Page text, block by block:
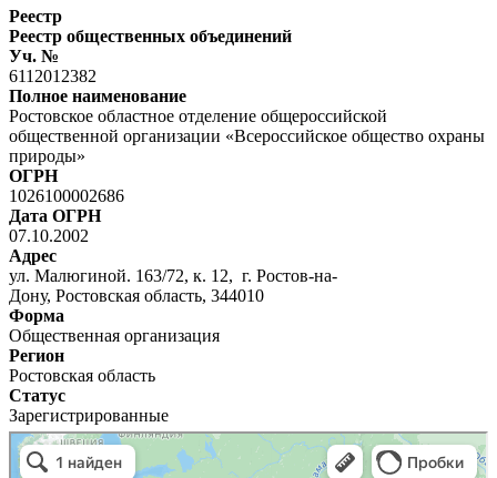
Реестр
Реестр общественных объединений
Уч. №
6112012382
Полное наименование
Ростовское областное отделение общероссийской
общественной организации «Всероссийское общество охраны
природы»
ОГРН
1026100002686
Дата ОГРН
07.10.2002
Адрес
ул. Малюгиной. 163/72, к. 12, г. Ростов-на-
Дону, Ростовская область, 344010
Форма
Общественная организация
Регион
Ростовская область
Статус
Зарегистрированные